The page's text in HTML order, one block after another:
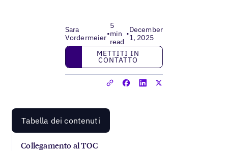
Sara
Vordermeier•
5
min
read
•December
1, 2025
Mettiti in contatto
METTITI IN
CONTATTO
Tabella dei contenuti
Collegamento al TOC